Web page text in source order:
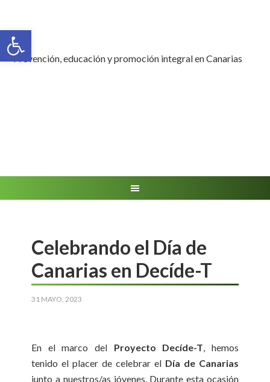
Abrir barra de herramientas
Prevención, educación y promoción integral en Canarias
Celebrando el Día de
Canarias en Decíde-T
31 MAYO, 2023
En el marco del Proyecto Decíde-T, hemos
tenido el placer de celebrar el Día de Canarias
junto a nuestros/as jóvenes. Durante esta ocasión